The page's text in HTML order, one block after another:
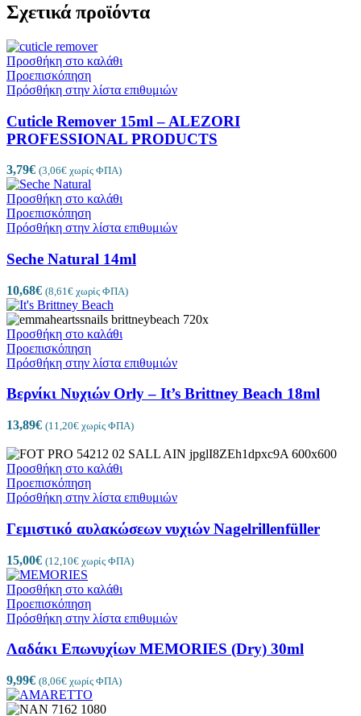
Σχετικά προϊόντα
Προσθήκη στο καλάθι
Προεπισκόπηση
Πρόσθήκη στην λίστα επιθυμιών
Cuticle Remover 15ml – ALEZORI
PROFESSIONAL PRODUCTS
3,79€ (3,06€ χωρίς ΦΠΑ)
Προσθήκη στο καλάθι
Προεπισκόπηση
Πρόσθήκη στην λίστα επιθυμιών
Seche Natural 14ml
10,68€ (8,61 € χωρίς ΦΠΑ)
Προσθήκη στο καλάθι
Προεπισκόπηση
Πρόσθήκη στην λίστα επιθυμιών
Βερνίκι Νυχιών Orly – It’s Brittney Beach 18ml
13,89€ (11,20€ χωρίς ΦΠΑ)
Προσθήκη στο καλάθι
Προεπισκόπηση
Πρόσθήκη στην λίστα επιθυμιών
Γεμιστικό αυλακώσεων νυχιών Nagelrillenfüller
15,00€ (12,10€ χωρίς ΦΠΑ)
Προσθήκη στο καλάθι
Προεπισκόπηση
Πρόσθήκη στην λίστα επιθυμιών
Λαδάκι Επωνυχίων MEMORIES (Dry) 30ml
9,99€ (8,06€ χωρίς ΦΠΑ)